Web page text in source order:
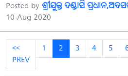
Posted by ଶ୍ରୀଯୁକ୍ତ ଦଣ୍ଡାସି
10 Aug 2020
<<
PREV
1 2 3 4 5